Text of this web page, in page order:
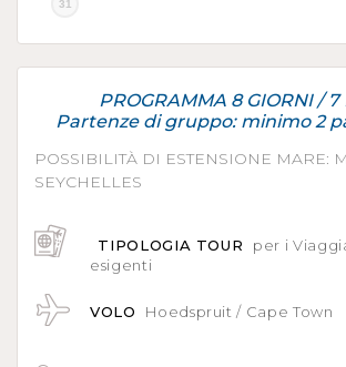
31
PROGRAMMA 8 GIORNI / 7
Partenze di gruppo: minimo 2
POSSIBILITÀ DI ESTENSIONE MARE:
SEYCHELLES
TIPOLOGIA TOUR
per i
esigenti
VOLO Hoedspruit / Cape Town